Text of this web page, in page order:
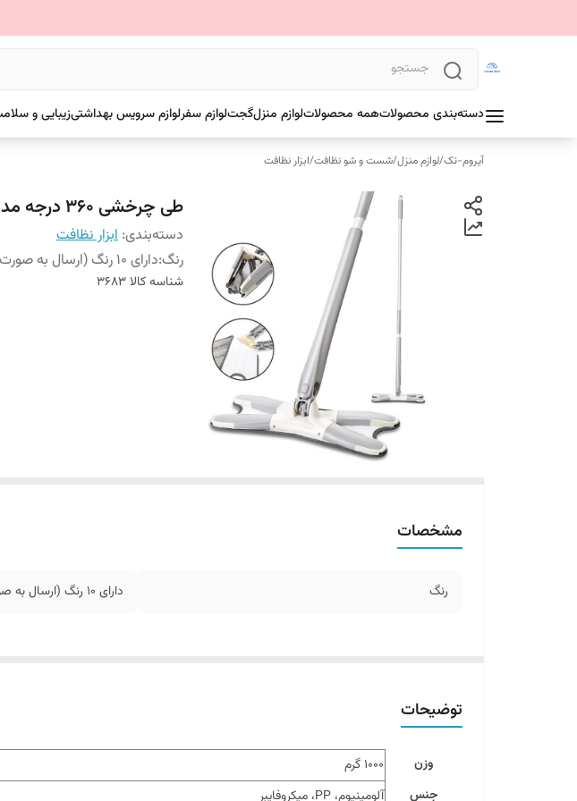
دسته‌بندی محصولاتهمه محصولاتلوازم منزلگجتلوازم سفرلوازم سرویس بهداشتیزیبایی و
آیروم-تک/لوازم منزل/شست و شو نظافت/ابزار نظافت
طی چرخشی 360 درجه مدل TWIST MOP
دسته‌بندی: ابزار نظافت
رنگ:دارای 10 رنگ (ارسال به صورت رندوم بر اساس موجودی انبار)
شناسه کالا3683
مشخصات
رنگ دارای 10 رنگ (ارسال به صورت رندوم بر اساس موجودی انبار)
توضیحات
وزن
1000 گرم
جنس
آلومینیوم، PP، میکروفایبر